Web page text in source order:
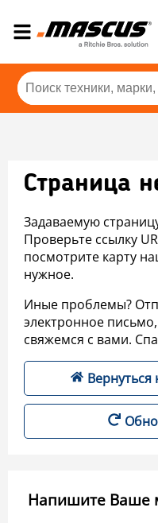
Страница
Задаваемую
Проверьте ссылку
посмотрите карту
нужное.
Иные проблемы?
электронное
свяжемся с вами.
Вернуться
Напишите Ваше